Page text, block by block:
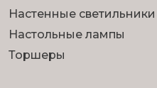
Настенные светильники
Настольные лампы
Торшеры